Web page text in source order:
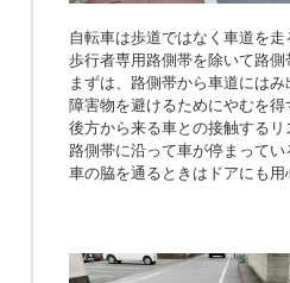
自転車は歩道ではなく車道を走
歩行者専用路側帯を除いて路
まずは、路側帯から車道にはみ
障害物を避けるためにやむを得
後方から来る車との接触する
路側帯に沿って車が停まって
車の脇を通るときはドアにも用